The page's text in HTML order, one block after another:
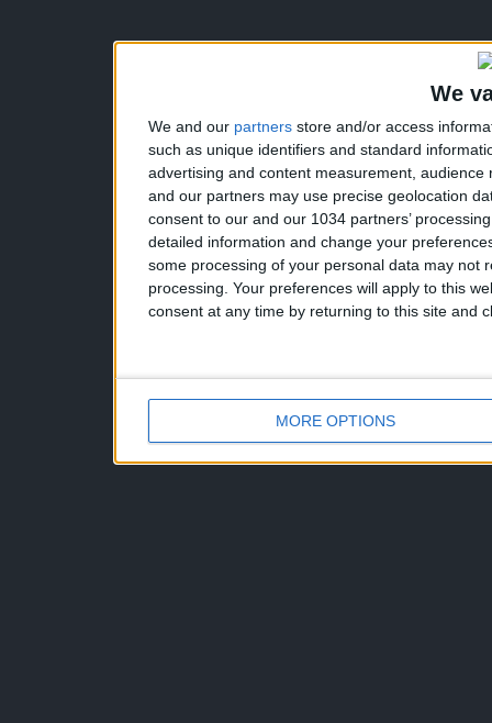
We
We and our partners store and/or access
such as unique identifiers and standard
advertising and content measurement,
and our partners may use precise geolocation
consent to our and our 1034 partners’
detailed information and change your
some processing of your personal data may not
processing. Your preferences will apply to this
consent at any time by returning to this site and
MORE OPTIONS